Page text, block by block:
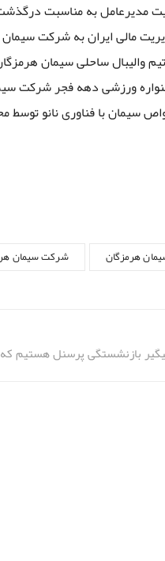
مدیرعامل به مناسبت
مالی ایران به شرکت
والیبال ساحلی سیمان
ورزشی دهه فجر شرکت
سیمان با فناوری نانو توسط
هرمزگان شرکت سیمان
بازنشستگی پرسنل هستیم